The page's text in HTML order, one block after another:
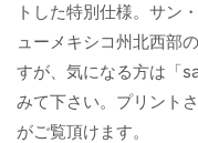
トした特別仕様。サン
ューメキシコ州北西部
すが、気になる方は「
みて下さい。プリント
がご覧頂けます。